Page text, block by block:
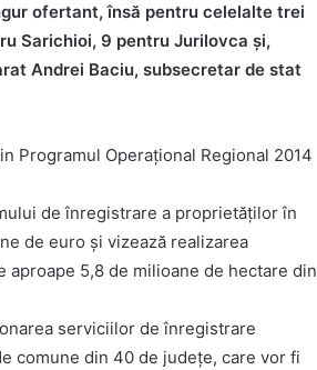
ofertant, însă pentru celelalte trei
Sarichioi, 9 pentru Jurilovca şi,
Andrei Baciu, subsecretar de stat
Programul Operațional Regional 2014
de înregistrare a proprietăților în
de euro și vizează realizarea
5,8 de milioane de hectare din
serviciilor de înregistrare
comune din 40 de județe, care vor fi